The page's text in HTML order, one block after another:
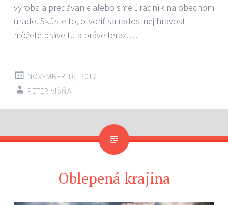
výroba a predávanie alebo sme úradník na obecnom
úrade. Skúste to, otvoriť sa radostnej hravosti
môžete práve tu a práve teraz.…
NOVEMBER 16, 2017
PETER VIŠŇA
Oblepená krajina